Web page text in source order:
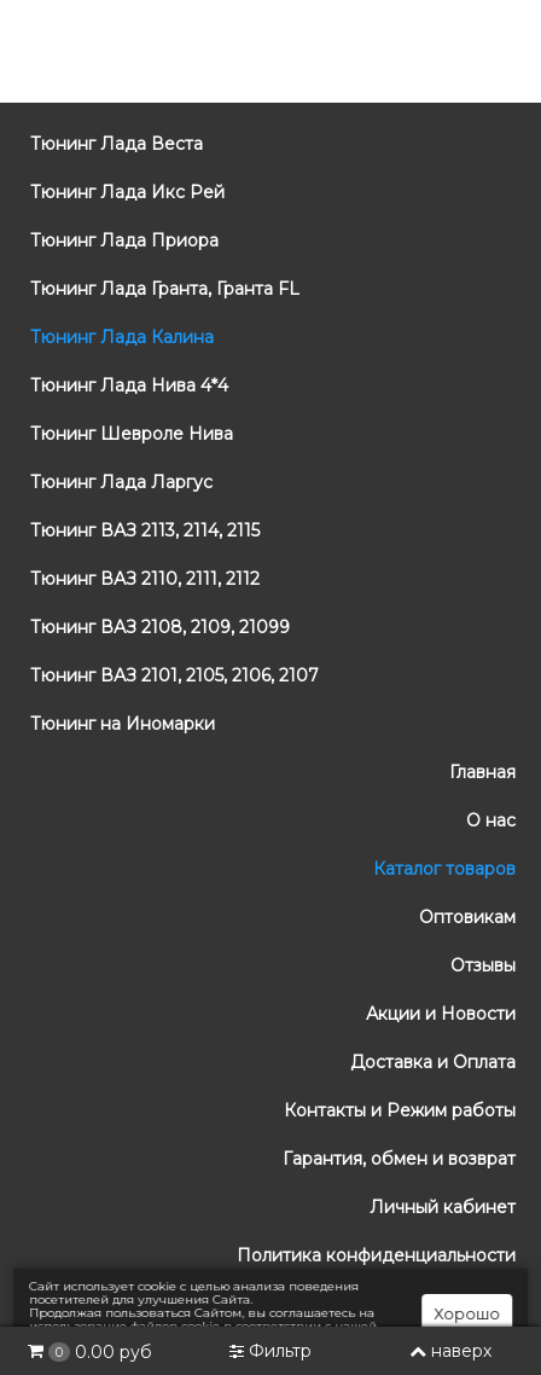
Тюнинг Лада Веста
Тюнинг Лада Икс Рей
Тюнинг Лада Приора
Тюнинг Лада Гранта, Гранта FL
Тюнинг Лада Калина
Тюнинг Лада Нива 4*4
Тюнинг Шевроле Нива
Тюнинг Лада Ларгус
Тюнинг ВАЗ 2113, 2114, 2115
Тюнинг ВАЗ 2110, 2111, 2112
Тюнинг ВАЗ 2108, 2109, 21099
Тюнинг ВАЗ 2101, 2105, 2106, 2107
Тюнинг на Иномарки
Главная
О нас
Каталог товаров
Оптовикам
Отзывы
Акции и Новости
Доставка и Оплата
Контакты и Режим работы
Гарантия, обмен и возврат
Личный кабинет
Политика конфиденциальности
Публичный договор оферты
0 0.00 руб Фильтр наверх
Сайт использует cookie с целью анализа поведения
посетителей для улучшения Сайта.
Продолжая пользоваться Сайтом, вы соглашаетесь на
использование файлов cookie в соответствии с нашей
Политикой конфиденциальности
Хорошо